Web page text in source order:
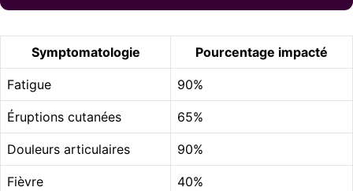
Symptomatologie Pourcentage impacté
Fatigue 90%
Éruptions cutanées 65%
Douleurs articulaires 90%
Fièvre 40%